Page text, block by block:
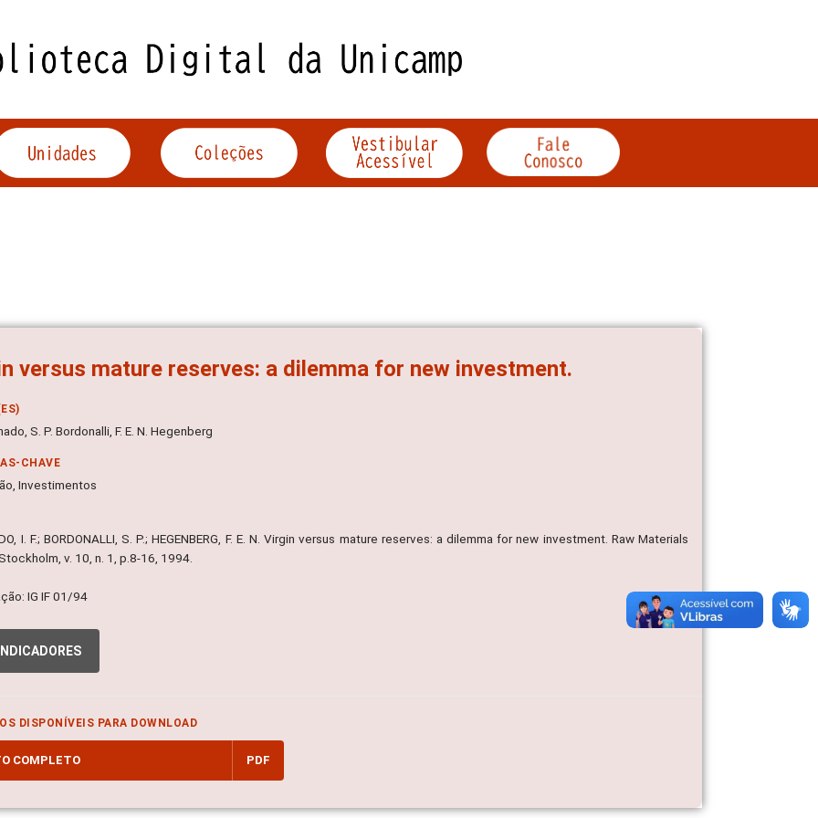
versus mature reserves: a dilemma for new investment.
S. P. Bordonalli, F. E. N. Hegenberg
CHAVE
Investimentos
I. F.; BORDONALLI, S. P.; HEGENBERG, F. E. N. Virgin versus mature reserves: a dilemma for new investment. Raw Materials
v. 10, n. 1, p.8-16, 1994.
IG IF 01/94
INDICADORES
DISPONÍVEIS PARA DOWNLOAD
COMPLETO PDF